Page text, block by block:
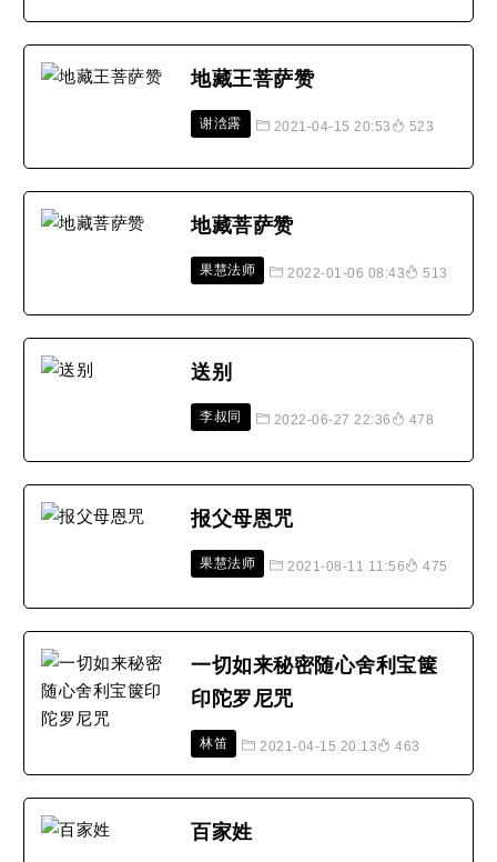
地藏王菩萨赞
谢浛露 2021-04-15 20:53 523
地藏菩萨赞
果慧法师 2022-01-06 08:43 513
送别
李叔同 2022-06-27 22:36 478
报父母恩咒
果慧法师 2021-08-11 11:56 475
一切如来秘密随心舍利宝箧
印陀罗尼咒
林笛 2021-04-15 20:13 463
百家姓